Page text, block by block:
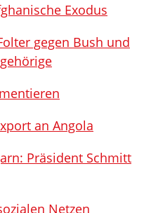
Exodus
gegen Bush und
an Angola
Präsident Schmitt
Netzen